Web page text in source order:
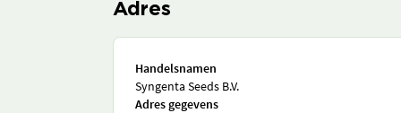
Adres
Handelsnamen
Syngenta Seeds B.V.
Adres gegevens